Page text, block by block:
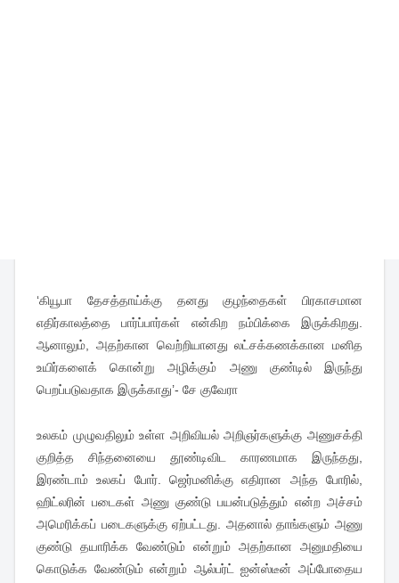
‘கியூபா தேசத்தாய்க்கு தனது குழந்தைகள் பிரகாசமான
எதிர்காலத்தை பார்ப்பார்கள் என்கிற நம்பிக்கை இருக்கிறது.
ஆனாலும், அதற்கான வெற்றியானது லட்சக்கணக்கான மனித
உயிர்களைக் கொன்று அழிக்கும் அணு குண்டில் இருந்து
பெறப்படுவதாக இருக்காது’- சே குவேரா
உலகம் முழுவதிலும் உள்ள அறிவியல் அறிஞர்களுக்கு அணுசக்தி
குறித்த சிந்தனையை தூண்டிவிட காரணமாக இருந்தது,
இரண்டாம் உலகப் போர். ஜெர்மனிக்கு எதிரான அந்த போரில்,
ஹிட்லரின் படைகள் அணு குண்டு பயன்படுத்தும் என்ற அச்சம்
அமெரிக்கப் படைகளுக்கு ஏற்பட்டது. அதனால் தாங்களும் அணு
குண்டு தயாரிக்க வேண்டும் என்றும் அதற்கான அனுமதியை
கொடுக்க வேண்டும் என்றும் ஆல்பர்ட் ஐன்ஸ்டீன் அப்போதைய